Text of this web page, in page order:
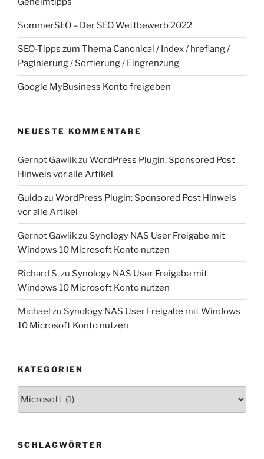
SommerSEO – Der SEO Wettbewerb 2022
SEO-Tipps zum Thema Canonical / Index / hreflang /
Paginierung / Sortierung / Eingrenzung
Google MyBusiness Konto freigeben
NEUESTE KOMMENTARE
Gernot Gawlikzu WordPress Plugin: Sponsored Post
Hinweis vor alle Artikel
Guidozu WordPress Plugin: Sponsored Post Hinweis
vor alle Artikel
Gernot Gawlikzu Synology NAS User Freigabe mit
Windows 10 Microsoft Konto nutzen
Richard S.zu Synology NAS User Freigabe mit
Windows 10 Microsoft Konto nutzen
Michael zu Synology NAS User Freigabe mit Windows
10 Microsoft Konto nutzen
KATEGORIEN
SCHLAGWÖRTER